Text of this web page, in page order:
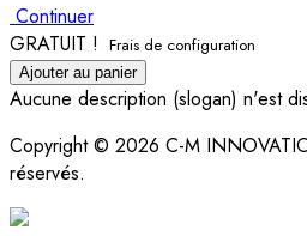
Continuer
GRATUIT ! Frais de configuration
Ajouter au panier
Aucune description (slogan) n'est
Copyright © 2026 C-M
réservés.